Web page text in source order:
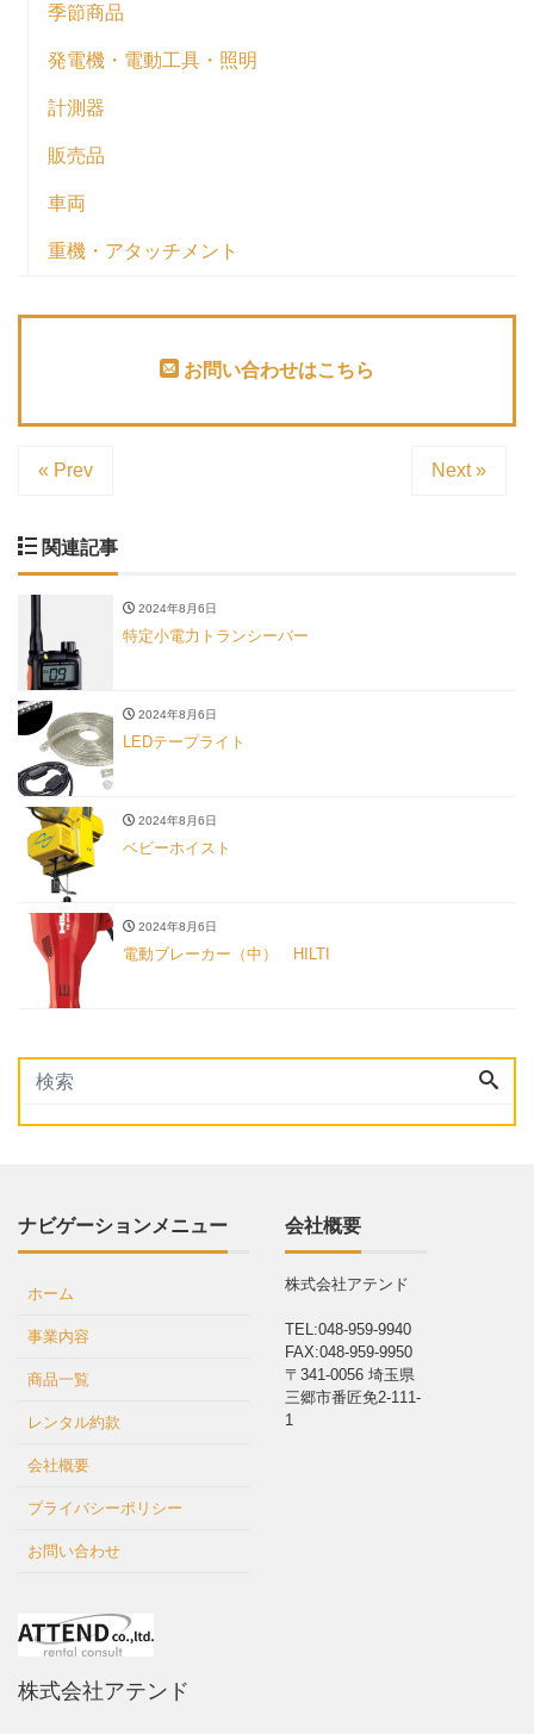
季節商品
発電機・電動工具・照明
計測器
販売品
車両
重機・アタッチメント
お問い合わせはこちら
« Prev Next »
関連記事
2024年8月6日
特定小電力トランシーバー
2024年8月6日
LEDテープライト
2024年8月6日
ベビーホイスト
2024年8月6日
電動ブレーカー（中） HILTI
ナビゲーションメニュー
ホーム
事業内容
商品一覧
レンタル約款
会社概要
プライバシーポリシー
お問い合わせ
会社概要
株式会社アテンド
TEL:048-959-9940
FAX:048-959-9950
〒341-0056 埼玉県
三郷市番匠免2-111-
1
株式会社アテンド